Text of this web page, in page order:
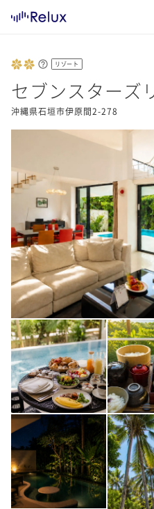
リゾート
セブンスターズ
沖縄県石垣市伊原間2-278